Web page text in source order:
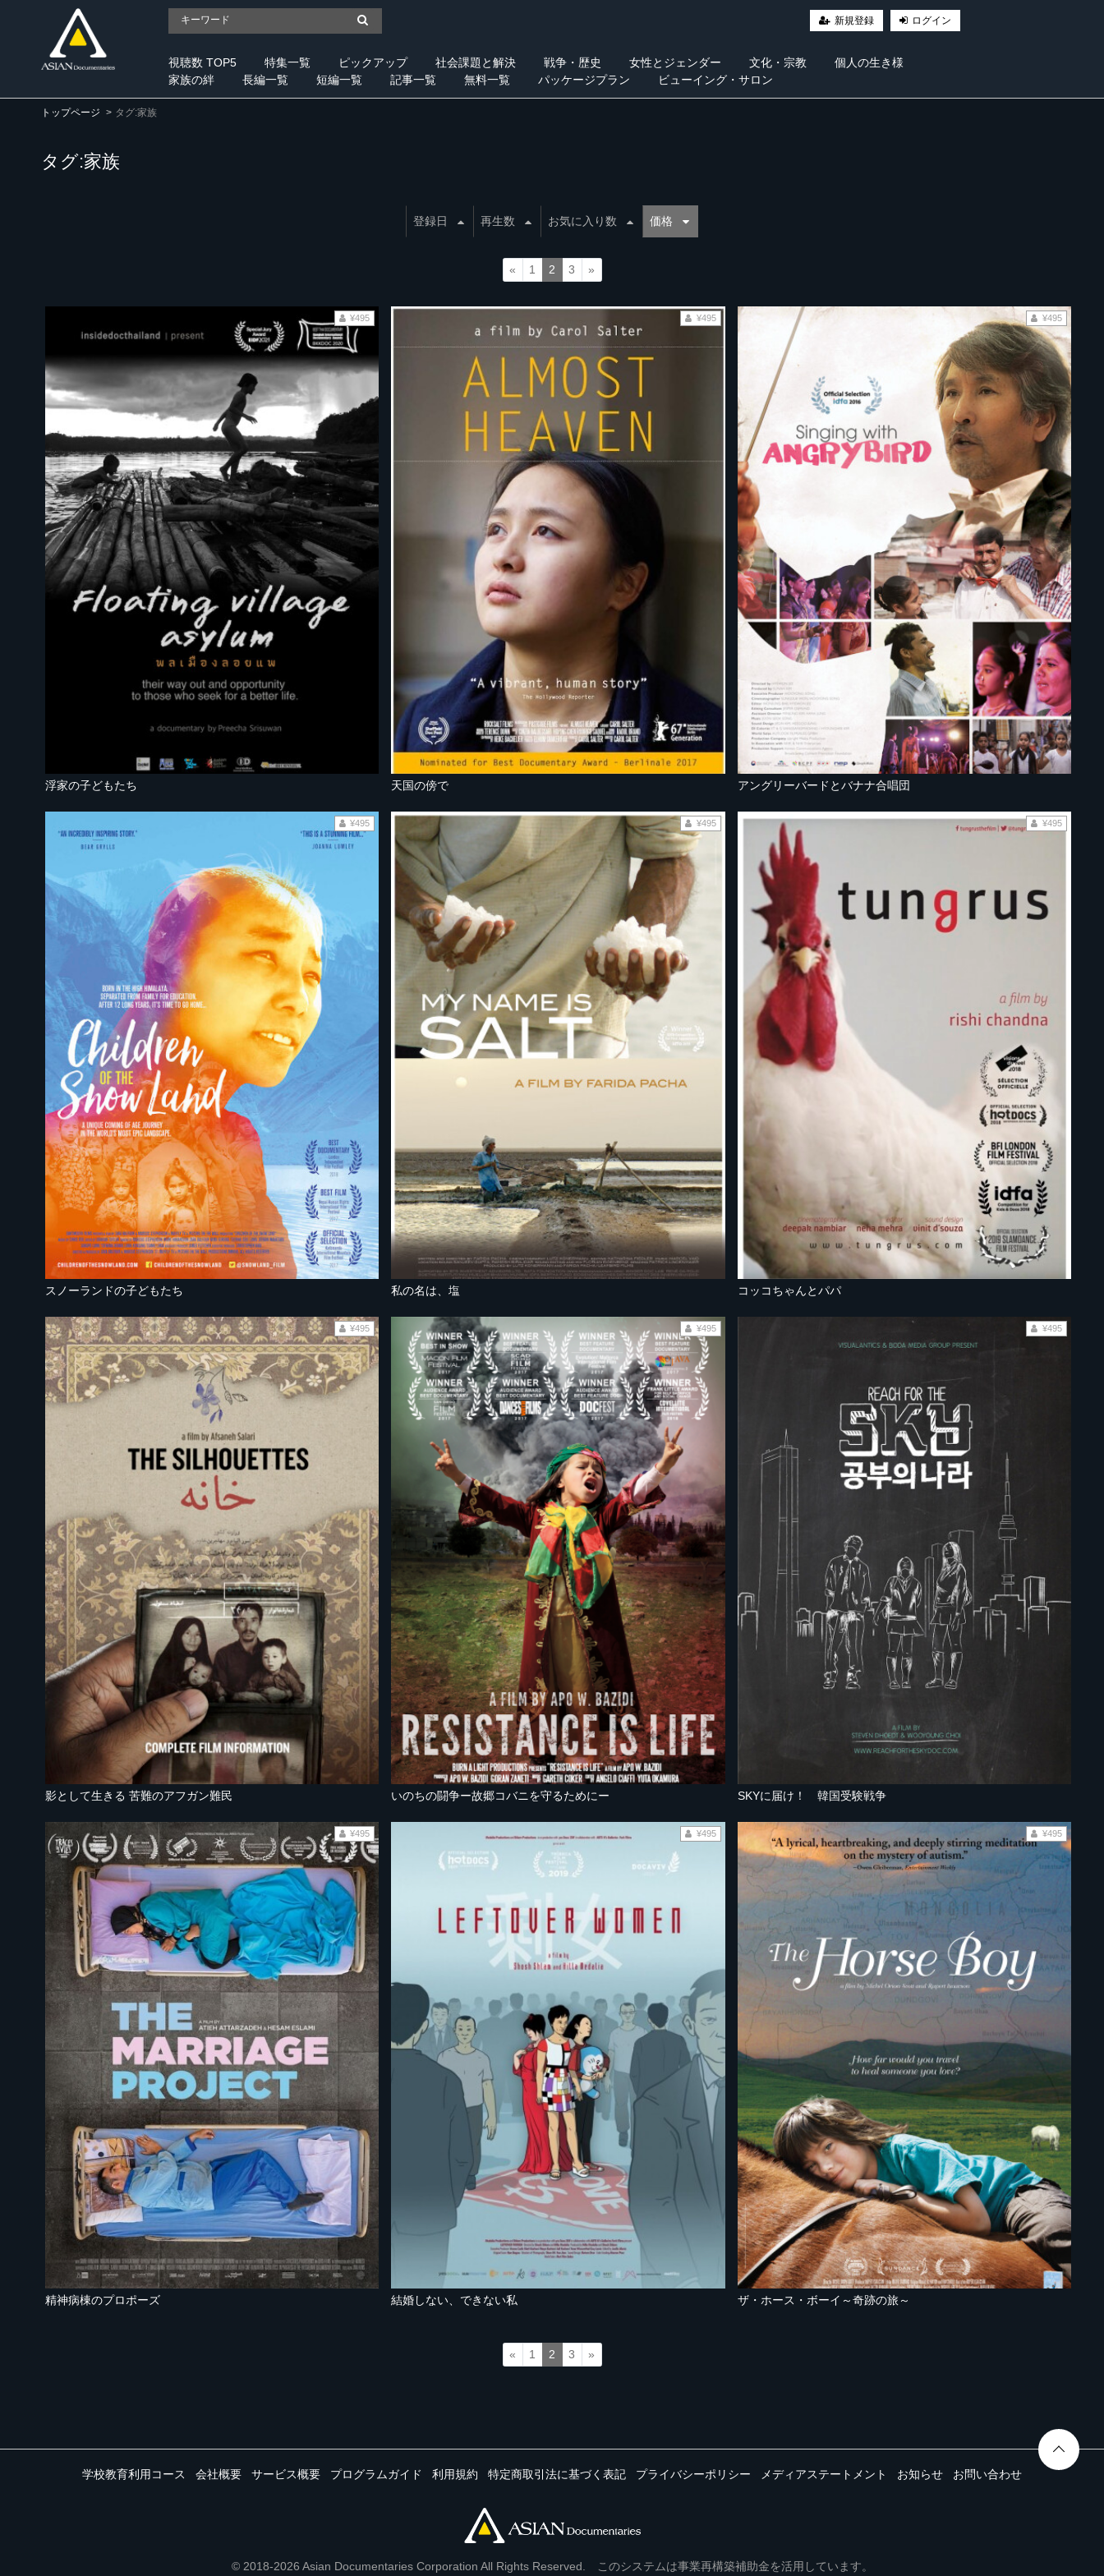
新規登録 ログイン
視聴数 TOP5 特集一覧 ピックアップ 社会課題と解決 戦争・歴史 女性とジェンダー 文化・宗教
個人の生き様
家族の絆
長編一覧 短編一覧 記事一覧 無料一覧 パッケージプラン ビューイング・サロン
トップページ タグ:家族
タグ:家族
登録日 再生数 お気に入り数 価格
« 1 2 3 »
浮家の子どもたち
¥495
天国の傍で
¥495
アングリーバードとバナナ合唱団
¥495
スノーランドの子どもたち
¥495
私の名は、塩
¥495
コッコちゃんとパパ
¥495
影として生きる 苦難のアフガン難民
¥495
いのちの闘争ー故郷コバニを守るためにー
¥495
SKYに届け！ 韓国受験戦争
¥495
精神病棟のプロポーズ
¥495
結婚しない、できない私
¥495
ザ・ホース・ボーイ～奇跡の旅～
¥495
« 1 2 3 »
学校教育利用コース 会社概要 サービス概要 プログラムガイド 利用規約 特定商取引法に基づく表記 プライバシーポリシー メディアステートメント お知らせ お問い合わせ
© 2018-2026 Asian Documentaries Corporation All Rights Reserved. このシステムは事業再構築補助金を活用しています。